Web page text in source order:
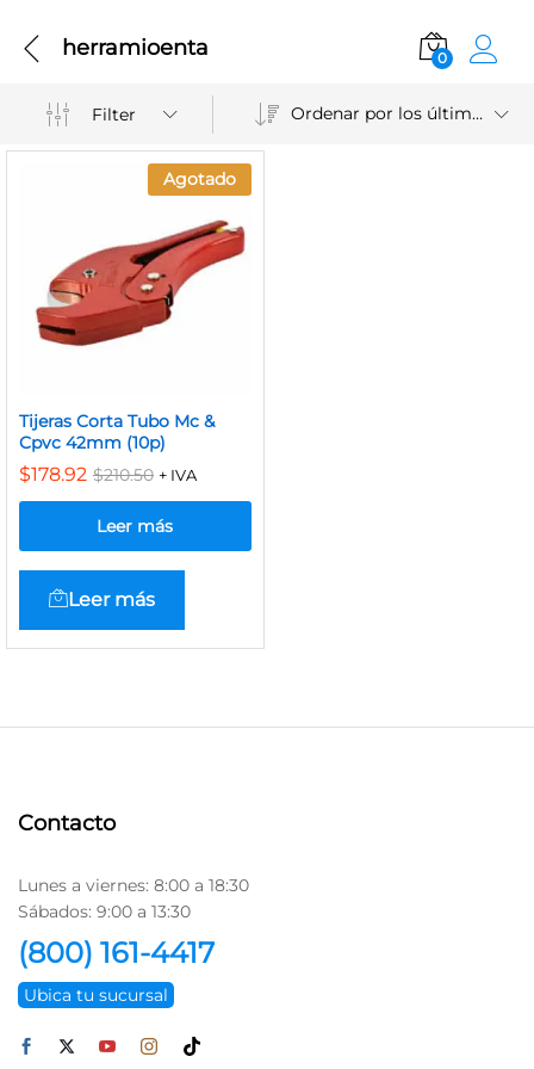
herramioenta 0
Filter Ordenar por los últimos
Agotado
Tijeras Corta Tubo Mc &
Cpvc 42mm (10p)
$178.92 $210.50 + IVA
Leer más
Leer más
Contacto
Lunes a viernes: 8:00 a 18:30
Sábados: 9:00 a 13:30
(800) 161-4417
Ubica tu sucursal